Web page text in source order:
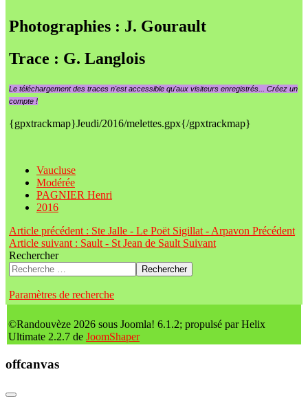
Photographies : J. Gourault
Trace : G. Langlois
Le téléchargement des traces n'est accessible qu'aux visiteurs enregistrés... Créez un
compte !
{gpxtrackmap}Jeudi/2016/melettes.gpx{/gpxtrackmap}
Vaucluse
Modérée
PAGNIER Henri
2016
Article précédent : Ste Jalle - Le Poët Sigillat - Arpavon Précédent
Article suivant : Sault - St Jean de Sault Suivant
Rechercher
Rechercher
Paramètres de recherche
©Randouvèze 2026 sous Joomla! 6.1.2; propulsé par Helix
Ultimate 2.2.7 de JoomShaper
offcanvas